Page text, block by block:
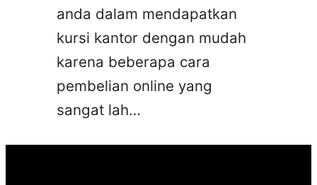
anda dalam mendapatkan
kursi kantor dengan mudah
karena beberapa cara
pembelian online yang
sangat lah…